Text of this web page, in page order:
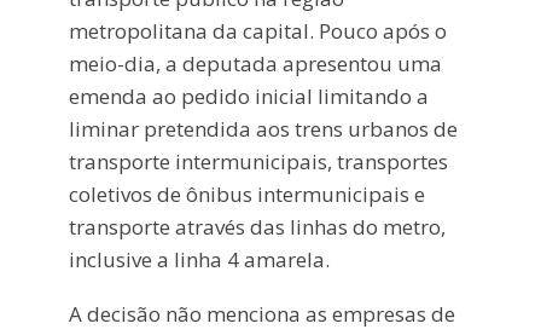
metropolitana da capital. Pouco após o
meio-dia, a deputada apresentou uma
emenda ao pedido inicial limitando a
liminar pretendida aos trens urbanos de
transporte intermunicipais, transportes
coletivos de ônibus intermunicipais e
transporte através das linhas do metro,
inclusive a linha 4 amarela.
A decisão não menciona as empresas de